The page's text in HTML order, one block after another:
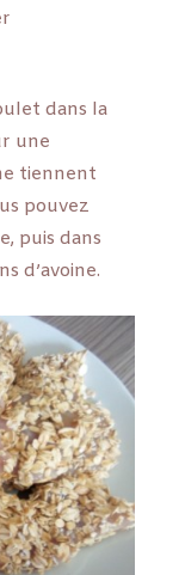
dans la
une
tiennent
pouvez
puis dans
d’avoine.